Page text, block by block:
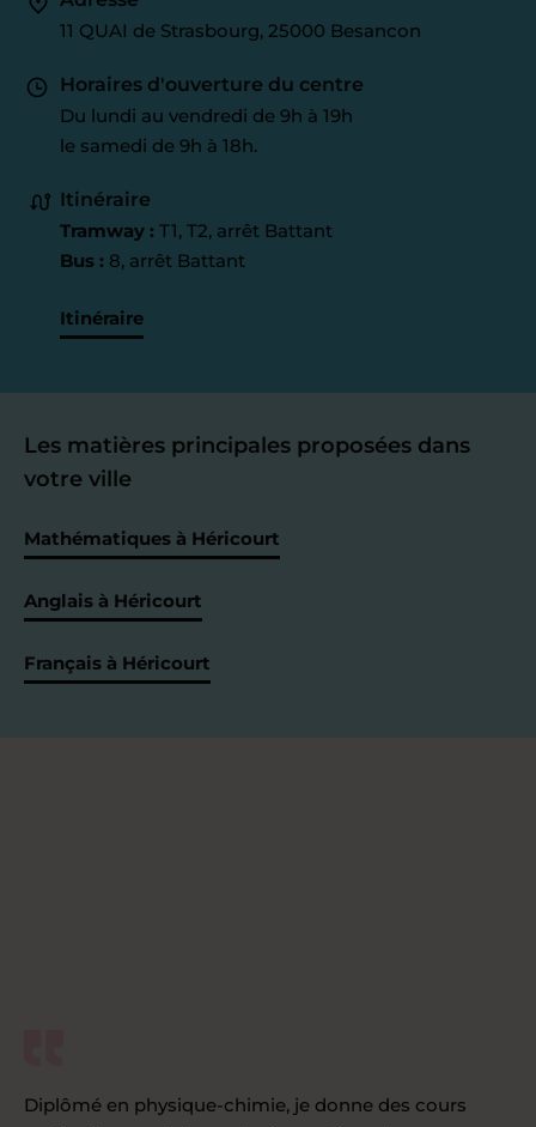
11 QUAI de Strasbourg, 25000 Besancon
Horaires d'ouverture du centre
Du lundi au vendredi de 9h à 19h
le samedi de 9h à 18h.
Itinéraire
Tramway : T1, T2, arrêt Battant
Bus : 8, arrêt Battant
Itinéraire
Les matières principales proposées dans
votre ville
Mathématiques à Héricourt
Anglais à Héricourt
Français à Héricourt
Diplômé en physique-chimie, je donne des cours